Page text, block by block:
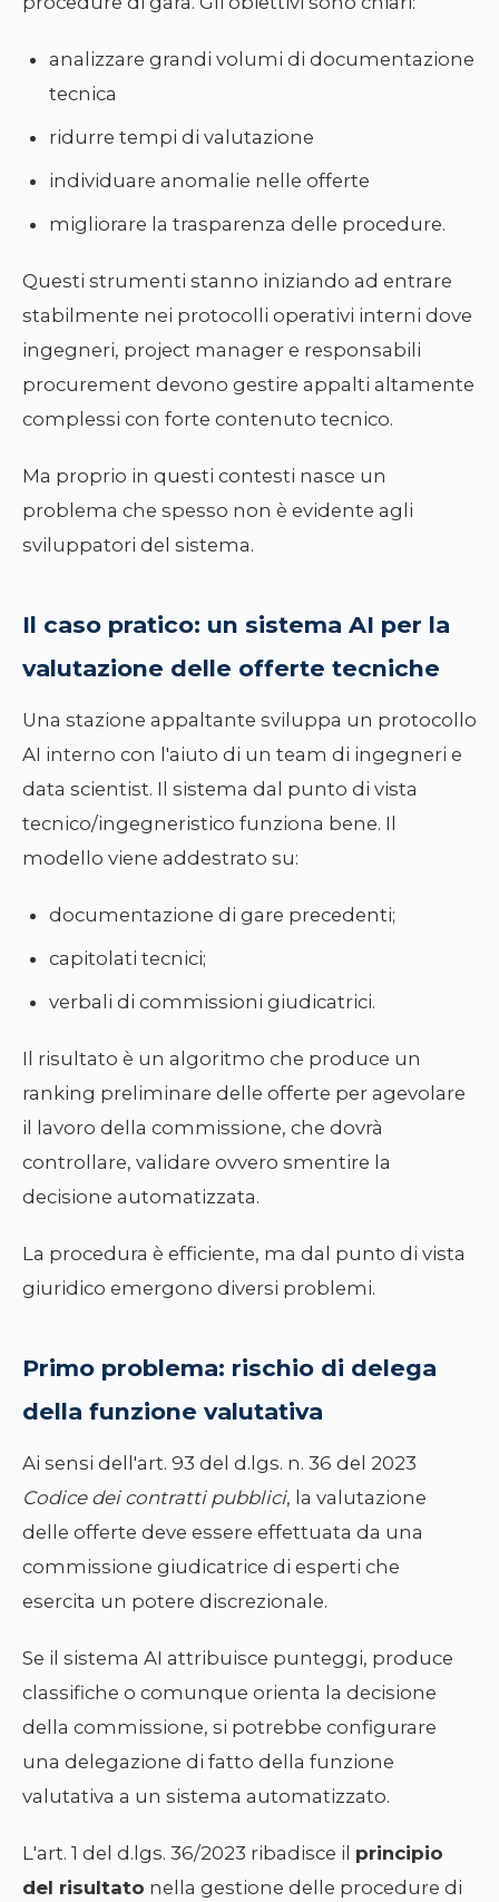
analizzare grandi volumi di documentazione
tecnica
ridurre tempi di valutazione
individuare anomalie nelle offerte
migliorare la trasparenza delle procedure.
Questi strumenti stanno iniziando ad entrare
stabilmente nei protocolli operativi interni dove
ingegneri, project manager e responsabili
procurement devono gestire appalti altamente
complessi con forte contenuto tecnico.
Ma proprio in questi contesti nasce un
problema che spesso non è evidente agli
sviluppatori del sistema.
Il caso pratico: un sistema AI per la
valutazione delle offerte tecniche
Una stazione appaltante sviluppa un protocollo
AI interno con l'aiuto di un team di ingegneri e
data scientist. Il sistema dal punto di vista
tecnico/ingegneristico funziona bene. Il
modello viene addestrato su:
documentazione di gare precedenti;
capitolati tecnici;
verbali di commissioni giudicatrici.
Il risultato è un algoritmo che produce un
ranking preliminare delle offerte per agevolare
il lavoro della commissione, che dovrà
controllare, validare ovvero smentire la
decisione automatizzata.
La procedura è efficiente, ma dal punto di vista
giuridico emergono diversi problemi.
Primo problema: rischio di delega
della funzione valutativa
Ai sensi dell'art. 93 del d.lgs. n. 36 del 2023
Codice dei contratti pubblici, la valutazione
delle offerte deve essere effettuata da una
commissione giudicatrice di esperti che
esercita un potere discrezionale.
Se il sistema AI attribuisce punteggi, produce
classifiche o comunque orienta la decisione
della commissione, si potrebbe configurare
una delegazione di fatto della funzione
valutativa a un sistema automatizzato.
L'art. 1 del d.lgs. 36/2023 ribadisce il principio
del risultato nella gestione delle procedure di